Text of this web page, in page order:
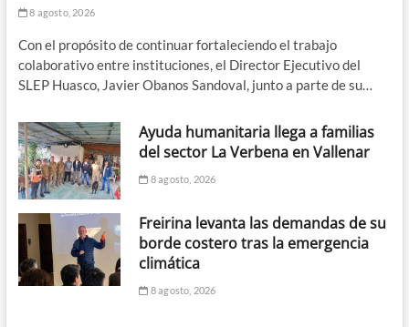
8 agosto, 2026
Con el propósito de continuar fortaleciendo el trabajo
colaborativo entre instituciones, el Director Ejecutivo del
SLEP Huasco, Javier Obanos Sandoval, junto a parte de su…
Ayuda humanitaria llega a familias
del sector La Verbena en Vallenar
8 agosto, 2026
Freirina levanta las demandas de su
borde costero tras la emergencia
climática
8 agosto, 2026